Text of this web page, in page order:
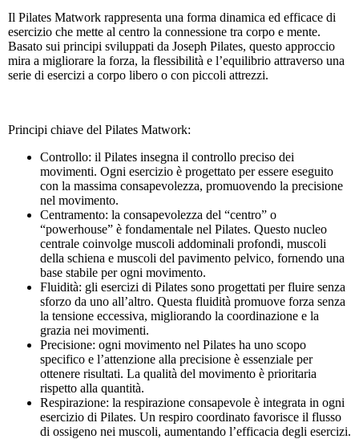
Il Pilates Matwork rappresenta una forma dinamica ed efficace di
esercizio che mette al centro la connessione tra corpo e mente.
Basato sui principi sviluppati da Joseph Pilates, questo approccio
mira a migliorare la forza, la flessibilità e l’equilibrio attraverso una
serie di esercizi a corpo libero o con piccoli attrezzi.
Principi chiave del Pilates Matwork:
Controllo: il Pilates insegna il controllo preciso dei
movimenti. Ogni esercizio è progettato per essere eseguito
con la massima consapevolezza, promuovendo la precisione
nel movimento.
Centramento: la consapevolezza del “centro” o
“powerhouse” è fondamentale nel Pilates. Questo nucleo
centrale coinvolge muscoli addominali profondi, muscoli
della schiena e muscoli del pavimento pelvico, fornendo una
base stabile per ogni movimento.
Fluidità: gli esercizi di Pilates sono progettati per fluire senza
sforzo da uno all’altro. Questa fluidità promuove forza senza
la tensione eccessiva, migliorando la coordinazione e la
grazia nei movimenti.
Precisione: ogni movimento nel Pilates ha uno scopo
specifico e l’attenzione alla precisione è essenziale per
ottenere risultati. La qualità del movimento è prioritaria
rispetto alla quantità.
Respirazione: la respirazione consapevole è integrata in ogni
esercizio di Pilates. Un respiro coordinato favorisce il flusso
di ossigeno nei muscoli, aumentando l’efficacia degli esercizi.